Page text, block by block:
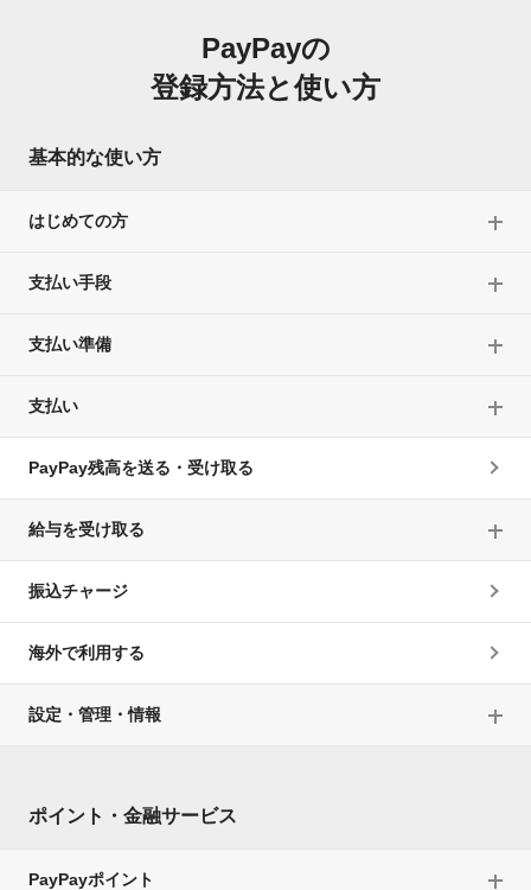
PayPayの
登録方法と使い方
基本的な使い方
はじめての方
支払い手段
支払い準備
支払い
PayPay残高を送る・受け取る
給与を受け取る
振込チャージ
海外で利用する
設定・管理・情報
ポイント・金融サービス
PayPayポイント